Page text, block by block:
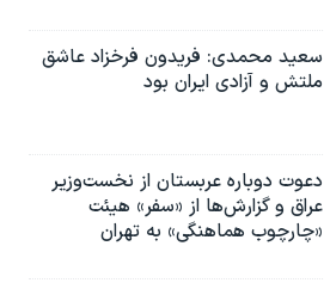
سعید محمدی: فریدون فرخزاد عاشق
ملتش و آزادی ایران بود
دعوت دوباره عربستان از نخست‌وزیر
عراق و گزارش‌ها از «سفر» هیئت
«چارچوب هماهنگی» به تهران